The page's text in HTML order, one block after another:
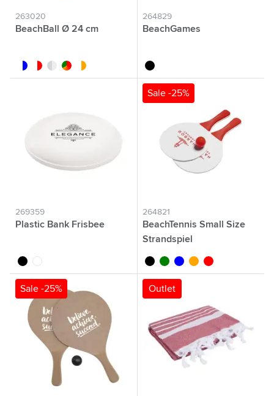
263020
BeachBall Ø 24 cm
blanc/bleublanc/rouge
blanc/translucide
custom/multicolor
blanc/orange
264829
BeachGames
noir
269359
Plastic Bank Frisbee
noir blanc
Sale -25%
264821
BeachTennis Small Size
Strandspiel
noir vert bleu orange
rouge
Sale -25% Outlet